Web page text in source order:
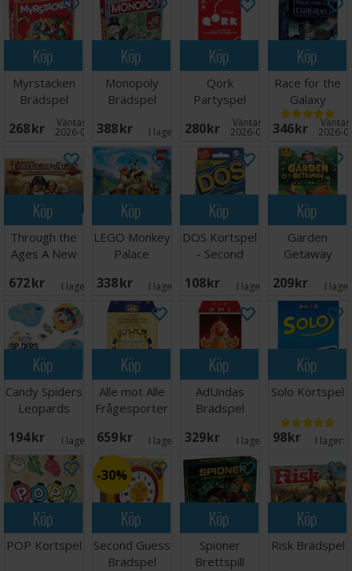
Köp
Myrstacken
Brädspel
268 SEK Väntas in:
2026-09-30
Köp
Monopoly
Brädspel
388 SEK I lager: 1
Köp
Qork
Partyspel
280 SEK Väntas in:
2026-08-27
Köp
Race for the
Galaxy
Brädspel
346 SEK 2026-
Köp
Through the
Ages A New
Brädspel
672 SEK I lager: 3
Köp
LEGO Monkey
Palace
338 SEK I lager:
Köp
DOS Kortspel
- Second
108 SEK I lager: 5
Köp
Garden
Getaway
209 SEK I
Köp
Candy Spiders
Leopards
194 SEK I lager: 1
Köp
Alle mot Alle
Frågesporter
659 SEK I lager: 1
Köp
AdUndas
Brädspel
329 SEK I lager: 1
Köp
Solo Kortspel
98 SEK I lager:
Köp
POP Kortspel
Köp
30%
Second Guess
Brädspel
Köp
Spioner
Brettspill
Köp
Risk Brädspel